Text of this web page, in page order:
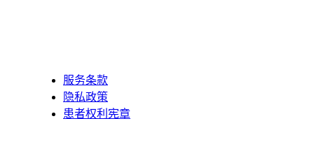
服务条款
隐私政策
患者权利宪章